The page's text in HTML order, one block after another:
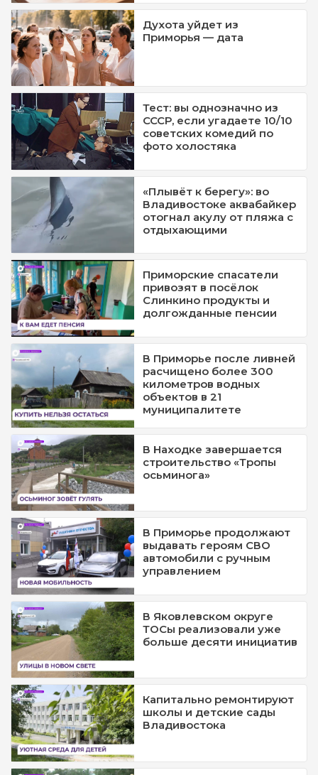
Духота уйдет из
Приморья — дата
Тест: вы однозначно из
СССР, если угадаете 10/10
советских комедий по
фото холостяка
«Плывёт к берегу»: во
Владивостоке аквабайкер
отогнал акулу от пляжа с
отдыхающими
Приморские спасатели
привозят в посёлок
Слинкино продукты и
долгожданные пенсии
В Приморье после ливней
расчищено более 300
километров водных
объектов в 21
муниципалитете
В Находке завершается
строительство «Тропы
осьминога»
В Приморье продолжают
выдавать героям СВО
автомобили с ручным
управлением
В Яковлевском округе
ТОСы реализовали уже
больше десяти инициатив
Капитально ремонтируют
школы и детские сады
Владивостока